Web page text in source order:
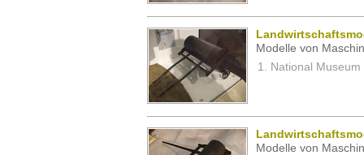
Modelle von
National Museum
Modelle von